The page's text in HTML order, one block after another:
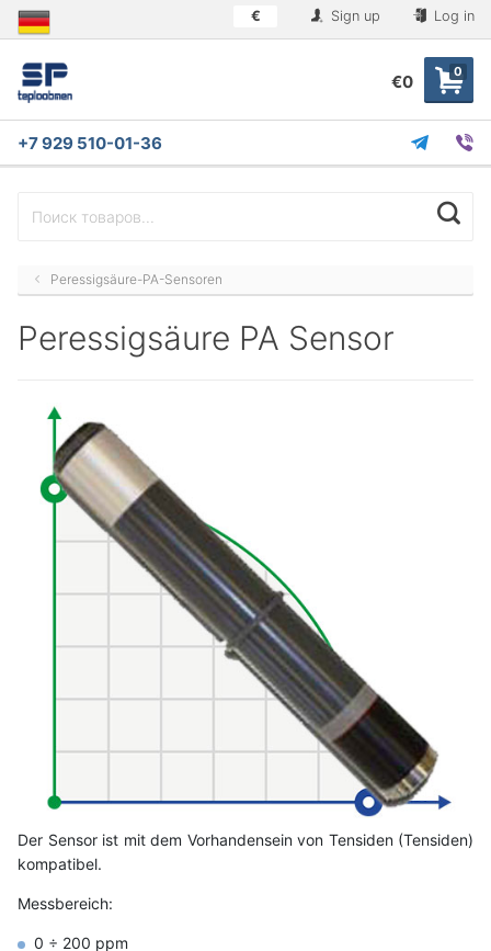
€ Sign up Log in
0
€0
+7 929 510-01-36
Peressigsäure-PA-Sensoren
Peressigsäure PA Sensor
Der Sensor ist mit dem Vorhandensein von Tensiden (Tensiden)
kompatibel.
Messbereich:
0 ÷ 200 ppm